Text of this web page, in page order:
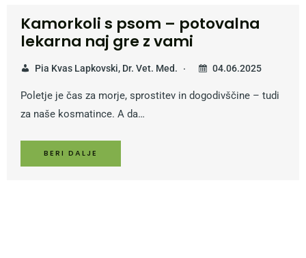
Pomembnost beljakovin v pasji